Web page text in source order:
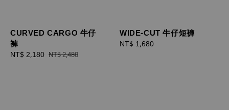
CURVED CARGO 牛仔
褲
Sale
NT$ 2,180 Regular
NT$ 2,480
WIDE-CUT 牛仔短褲
Regular
NT$ 1,680